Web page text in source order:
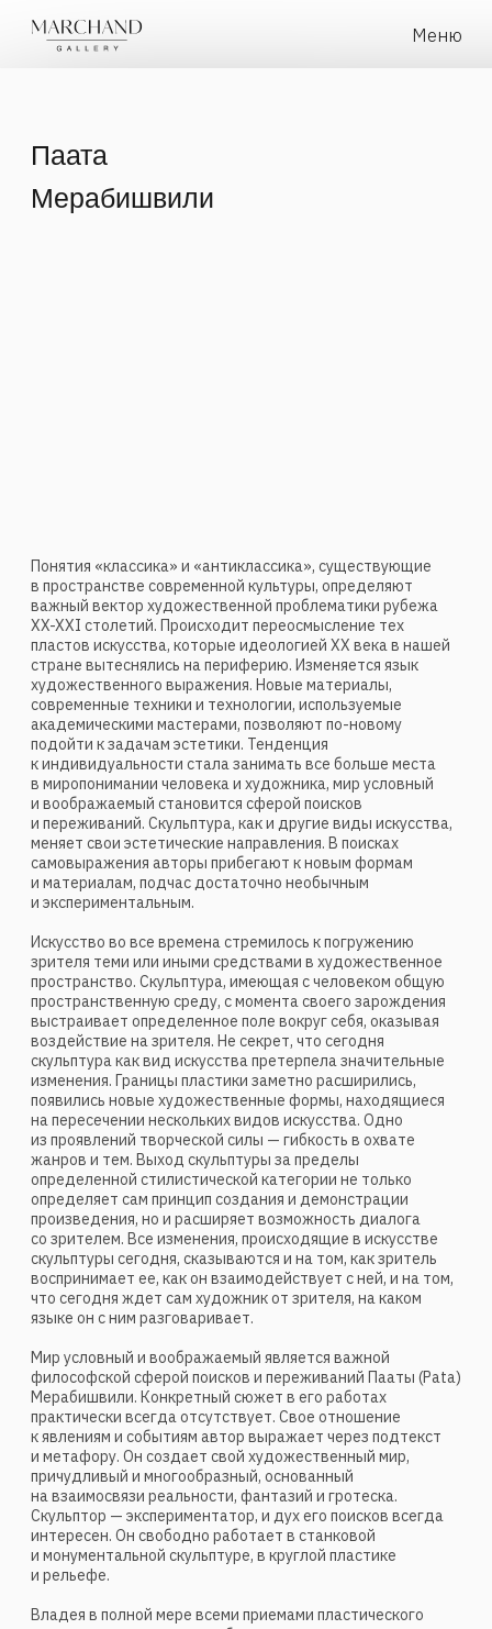
Мерабишвили
в миропонимании человека и художника, мир условный
и воображаемый становится сферой поисков
и переживаний. Скульптура, как и другие виды искусства,
меняет свои эстетические направления. В поисках
самовыражения авторы прибегают к новым формам
и материалам, подчас достаточно необычным
и экспериментальным.
Искусство во все времена стремилось к погружению
зрителя теми или иными средствами в художественное
пространство. Скульптура, имеющая с человеком общую
пространственную среду, с момента своего зарождения
выстраивает определенное поле вокруг себя, оказывая
воздействие на зрителя. Не секрет, что сегодня
изменения. Границы пластики заметно расширились,
появились новые художественные формы, находящиеся
на пересечении нескольких видов искусства. Одно
из проявлений творческой силы — гибкость в охвате
жанров и тем. Выход скульптуры за пределы
определенной стилистической категории не только
определяет сам принцип создания и демонстрации
произведения, но и расширяет возможность диалога
со зрителем. Все изменения, происходящие в искусстве
скульптуры сегодня, сказываются и на том, как зритель
воспринимает ее, как он взаимодействует с ней, и на том,
языке он с ним разговаривает.
Мир условный и воображаемый является важной
философской сферой поисков и переживаний Пааты (Pata)
Мерабишвили. Конкретный сюжет в его работах
практически всегда отсутствует. Свое отношение
к явлениям и событиям автор выражает через подтекст
и метафору. Он создает свой художественный мир,
причудливый и многообразный, основанный
на взаимосвязи реальности, фантазий и гротеска.
Скульптор — экспериментатор, и дух его поисков всегда
интересен. Он свободно работает в станковой
и монументальной скульптуре, в круглой пластике
и рельефе.
Владея в полной мере всеми приемами пластического
наследия, переосмыслив образность скульптуры древних,
стилистику классической лепки, Паата Мерабишвили
четко определил свой творческий вектор. Пространство
его произведений обнаруживает способность соединять
настоящее, прошлое и будущее, временное и вечное,
реальное и ирреальное. Будучи увлеченным с юных лет
творчеством античных мастеров, пластикой Африки
и работами Майоля, скульптор пришел в своих
произведениях к решению модернистских задач.
По творческой манере ему всегда были близки Жак
Липшиц, Александр Архипенко, Осип Цадкин, которые
уделяли особое внимание фактуре и лаконичным формам.
(2007), «Гладиатор» (2018).
Работы Мерабишвили носят вневременной характер
с преобладанием романтического символизма. Его
произведения — это скульптуры минималистической
эстетики, знакообразования. Он создает своего рода
архетипические символы, всегда наполненные
образностью и пространственным построением форм.
Интересен творческий подход скульптора к теме
«поверхность», где последняя становится неким
измерением, «текстом», хранящим в себе информацию
о взаимодействии формы и цвета, линии и объема. Автор
смело экспериментирует с цветом, техникой,
материалами. Радикально редуцируя форму, он создает
метафорический образ, добивается необходимого
эффекта. Используя насыщенные, яркие, монохромные
цвета для своих скульптур, Мерабишвили тем самым
изучить пластические свойства его образов, их динамику,
экспрессию и ритм.